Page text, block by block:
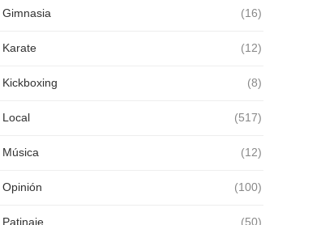
Gimnasia (16)
Karate (12)
Kickboxing (8)
Local (517)
Música (12)
Opinión (100)
Patinaje (50)